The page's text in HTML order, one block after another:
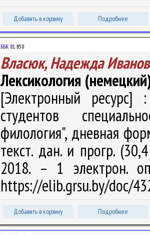
Добавить в корзину Подробнее
ББК 81.В58
Власюк, Надежда
Лексикология
[Электронный ресурс]
студентов
филология", дневная
текст. дан. и прогр.
2018. – 1 электрон.
https://elib.grsu.by/doc/
Добавить в корзину Подробнее